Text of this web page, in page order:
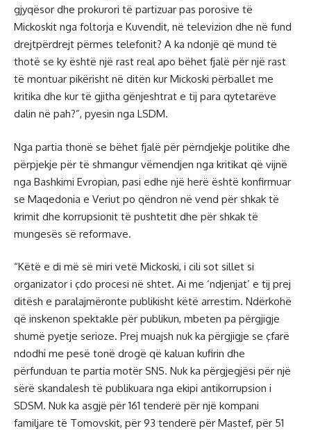
gjyqësor dhe prokurori të partizuar pas porosive të
Mickoskit nga foltorja e Kuvendit, në televizion dhe në fund
drejtpërdrejt përmes telefonit? A ka ndonjë që mund të
thotë se ky është një rast real apo bëhet fjalë për një rast
të montuar pikërisht në ditën kur Mickoski përballet me
kritika dhe kur të gjitha gënjeshtrat e tij para qytetarëve
dalin në pah?”, pyesin nga LSDM.
Nga partia thonë se bëhet fjalë për përndjekje politike dhe
përpjekje për të shmangur vëmendjen nga kritikat që vijnë
nga Bashkimi Evropian, pasi edhe një herë është konfirmuar
se Maqedonia e Veriut po qëndron në vend për shkak të
krimit dhe korrupsionit të pushtetit dhe për shkak të
mungesës së reformave.
“Këtë e di më së miri vetë Mickoski, i cili sot sillet si
organizator i çdo procesi në shtet. Ai me ‘ndjenjat’ e tij prej
ditësh e paralajmëronte publikisht këtë arrestim. Ndërkohë
që inskenon spektakle për publikun, mbeten pa përgjigje
shumë pyetje serioze. Prej muajsh nuk ka përgjigje se çfarë
ndodhi me pesë tonë drogë që kaluan kufirin dhe
përfunduan te partia motër SNS. Nuk ka përgjegjësi për një
sërë skandalesh të publikuara nga ekipi antikorrupsion i
SDSM. Nuk ka asgjë për 161 tenderë për një kompani
familjare të Tomovskit, për 93 tenderë për Mastef, për 51